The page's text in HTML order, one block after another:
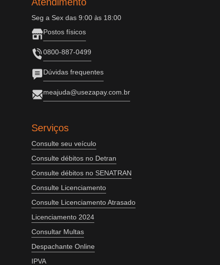
Seg a Sex das 9:00 às 18:00
Postos físicos
0800-887-0499
Dúvidas frequentes
meajuda@usezapay.com.br
Serviços
Consulte seu veículo
Consulte débitos no Detran
Consulte débitos no SENATRAN
Consulte Licenciamento
Consulte Licenciamento Atrasado
Licenciamento 2024
Consultar Multas
Despachante Online
IPVA